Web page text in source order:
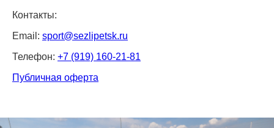
Контакты:
Email: sport@sezlipetsk.ru
Телефон: +7 (919) 160-21-81
Публичная оферта